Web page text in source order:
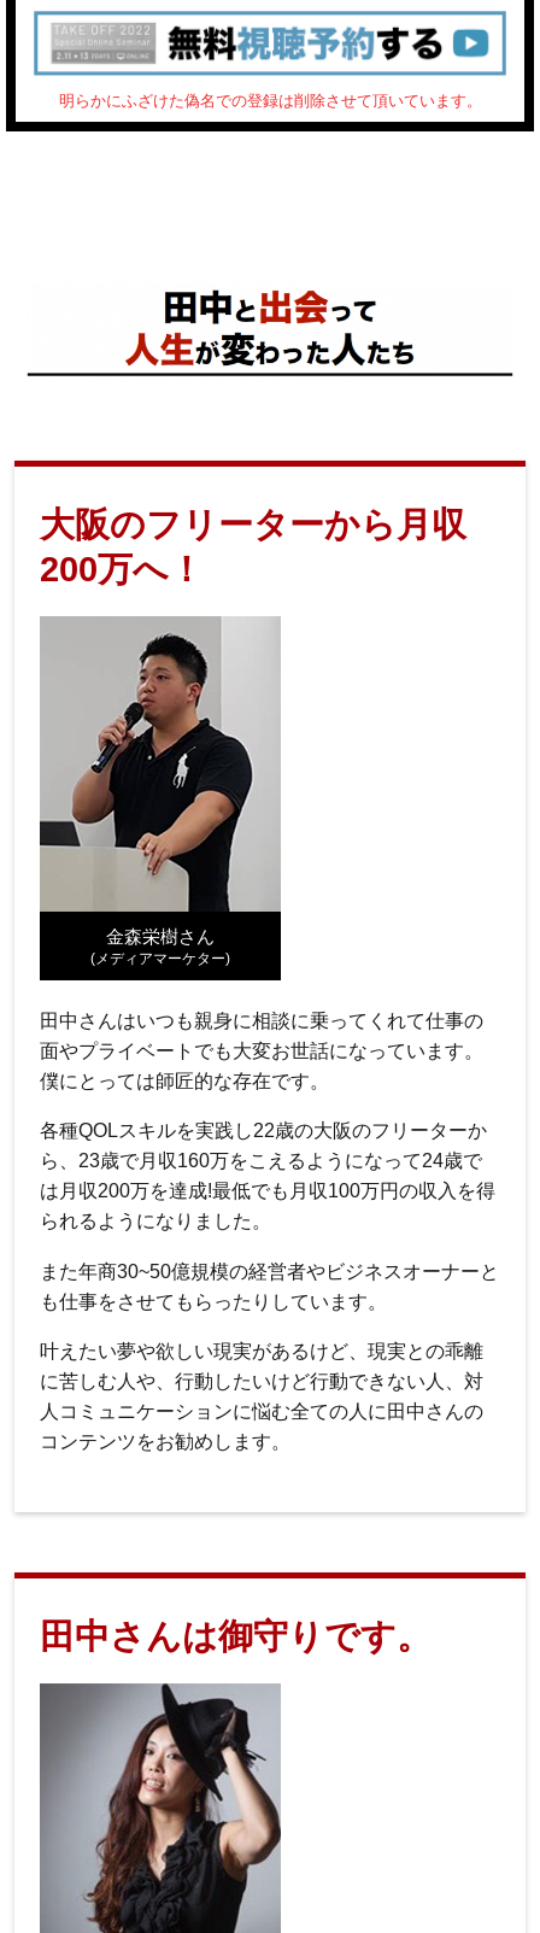
明らかにふざけた偽名での登録は削除させて頂いています。
大阪のフリーターから月収
200万へ！
金森栄樹さん
(メディアマーケター)
田中さんはいつも親身に相談に乗ってくれて仕事の
面やプライベートでも大変お世話になっています。
僕にとっては師匠的な存在です。
各種QOLスキルを実践し22歳の大阪のフリーターか
ら、23歳で月収160万をこえるようになって24歳で
は月収200万を達成!最低でも月収100万円の収入を得
られるようになりました。
また年商30~50億規模の経営者やビジネスオーナーと
も仕事をさせてもらったりしています。
叶えたい夢や欲しい現実があるけど、現実との乖離
に苦しむ人や、行動したいけど行動できない人、対
人コミュニケーションに悩む全ての人に田中さんの
コンテンツをお勧めします。
田中さんは御守りです。